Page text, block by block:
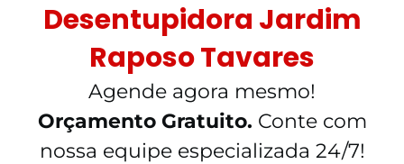
Desentupidora Jardim
Raposo Tavares
Agende agora mesmo!
Orçamento Gratuito. Conte com
nossa equipe especializada 24/7!